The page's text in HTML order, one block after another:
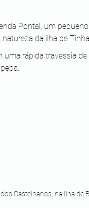
Pontal, um
da ilha de
uma rápida travessia de
Castelhanos, na Ilha de